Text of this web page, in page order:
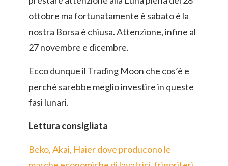
ottobre ma fortunatamente è sabato è la
nostra Borsa è chiusa. Attenzione, infine al
27 novembre e dicembre.
Ecco dunque il Trading Moon che cos’è e
perché sarebbe meglio investire in queste
fasi lunari.
Lettura consigliata
Beko, Akai, Haier dove producono le